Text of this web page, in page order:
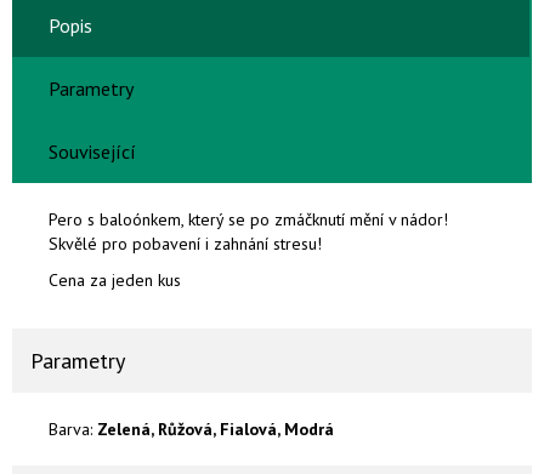
Popis
Parametry
Související
Pero s baloónkem, který se po zmáčknutí mění v nádor!
Skvělé pro pobavení i zahnání stresu!
Cena za jeden kus
Parametry
Barva: Zelená, Růžová, Fialová, Modrá